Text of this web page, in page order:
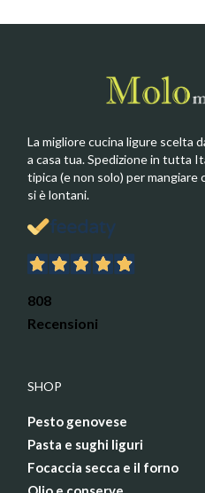
La migliore cucina ligure scelta
a casa tua. Spedizione in tutta
tipica (e non solo) per mangiare
si è lontani.
808
Recensioni
SHOP
Pesto genovese
Pasta e sughi liguri
Focaccia secca e il forno